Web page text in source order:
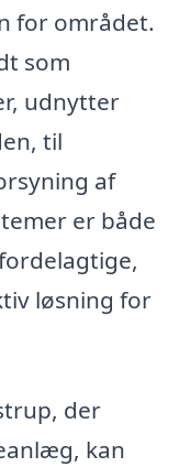
for området.
som
udnytter
til
af
er både
løsning for
der
kan